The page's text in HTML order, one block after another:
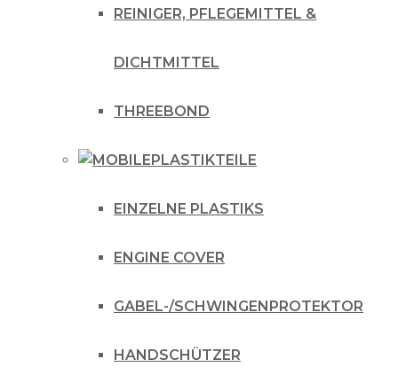
REINIGER, PFLEGEMITTEL &
DICHTMITTEL
THREEBOND
PLASTIKTEILE
EINZELNE PLASTIKS
ENGINE COVER
GABEL-/SCHWINGENPROTEKTOR
HANDSCHÜTZER